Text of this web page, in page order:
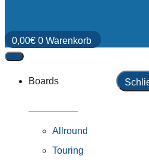
0,00€ 0 Warenkorb
Boards
Allround
Touring